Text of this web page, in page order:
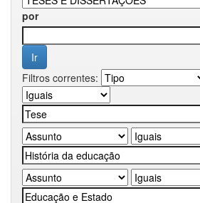
por
Filtros correntes: